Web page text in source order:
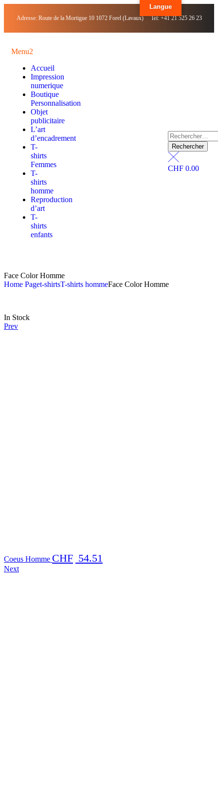
Adresse: Route de la Mortigue 10 1072 Forel (Lavaux) Tel: +41 21 525 26 23
Menu2
Accueil
Impression
numerique
Boutique
Personnalisation
Objet
publicitaire
L’art
d’encadrement
T-
shirts
Femmes
T-
shirts
homme
Reproduction
d’art
T-
shirts
enfants
CHF0.00
Face Color Homme
Home Paget-shirtsT-shirts hommeFace Color Homme
In Stock
Prev
Coeus Homme CHF 54.51
Next
Langue